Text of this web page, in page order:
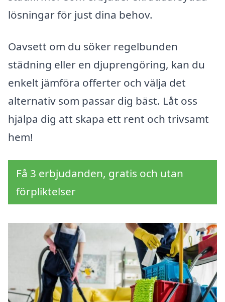
lösningar för just dina behov.
Oavsett om du söker regelbunden
städning eller en djuprengöring, kan du
enkelt jämföra offerter och välja det
alternativ som passar dig bäst. Låt oss
hjälpa dig att skapa ett rent och trivsamt
hem!
Få 3 erbjudanden, gratis och utan
förpliktelser